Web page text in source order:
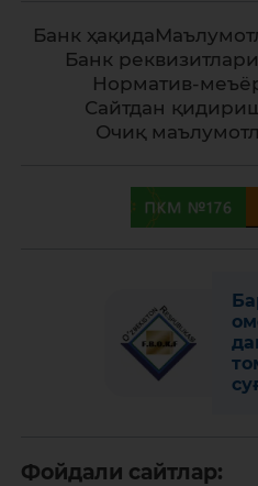
Банк ҳақида
Банк реквизитлари
Норматив-
Сайтдан
Очиқ
Фойдали сайтлар: